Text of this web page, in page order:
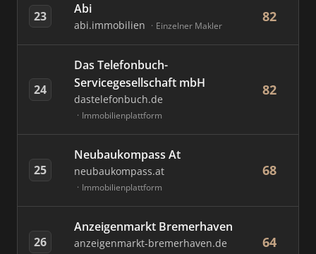
23 Abi
abi.immobilien Einzelner Makler
82
24
Das Telefonbuch-
Servicegesellschaft mbH
dastelefonbuch.de
Immobilienplattform
82
25
Neubaukompass At
neubaukompass.at
Immobilienplattform
68
26
Anzeigenmarkt Bremerhaven
anzeigenmarkt-bremerhaven.de 64